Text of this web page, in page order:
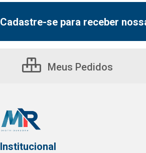
Cadastre-se para receber
Meus Pedidos
Institucional